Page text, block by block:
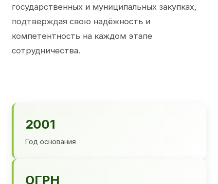
государственных и муниципальных закупках,
подтверждая свою надёжность и
компетентность на каждом этапе
сотрудничества.
2001
Год основания
ОГРН